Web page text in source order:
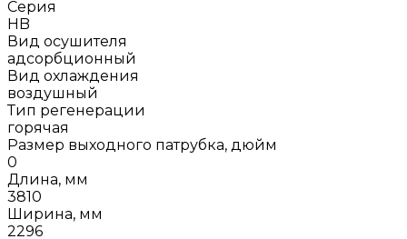
Серия
HB
Вид осушителя
адсорбционный
Вид охлаждения
воздушный
Тип регенерации
горячая
Размер выходного патрубка, дюйм
0
Длина, мм
3810
Ширина, мм
2296